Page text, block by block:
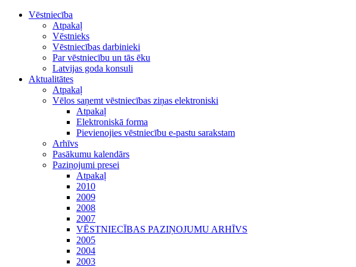
Vēstniecība
Atpakaļ
Vēstnieks
Vēstniecības darbinieki
Par vēstniecību un tās ēku
Latvijas goda konsuli
Aktualitātes
Atpakaļ
Vēlos saņemt vēstniecības ziņas elektroniski
Atpakaļ
Elektroniskā forma
Pievienojies vēstniecību e-pastu sarakstam
Arhīvs
Pasākumu kalendārs
Paziņojumi presei
Atpakaļ
2010
2009
2008
2007
VĒSTNIECĪBAS PAZIŅOJUMU ARHĪVS
2005
2004
2003